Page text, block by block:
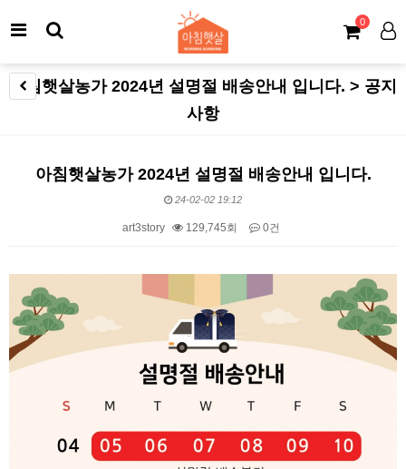
0
아침햇살농가 2024년 설명절 배송안내 입니다. > 공지
사항
아침햇살농가 2024년 설명절 배송안내 입니다.
24-02-02 19:12
art3story 129,745회 0건
본문